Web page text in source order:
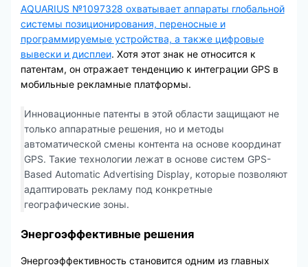
AQUARIUS №1097328 охватывает аппараты глобальной
системы позиционирования, переносные и
программируемые устройства, а также цифровые
вывески и дисплеи. Хотя этот знак не относится к
патентам, он отражает тенденцию к интеграции GPS в
мобильные рекламные платформы.
Инновационные патенты в этой области защищают не
только аппаратные решения, но и методы
автоматической смены контента на основе координат
GPS. Такие технологии лежат в основе систем GPS-
Based Automatic Advertising Display, которые позволяют
адаптировать рекламу под конкретные
географические зоны.
Энергоэффективные решения
Энергоэффективность становится одним из главных